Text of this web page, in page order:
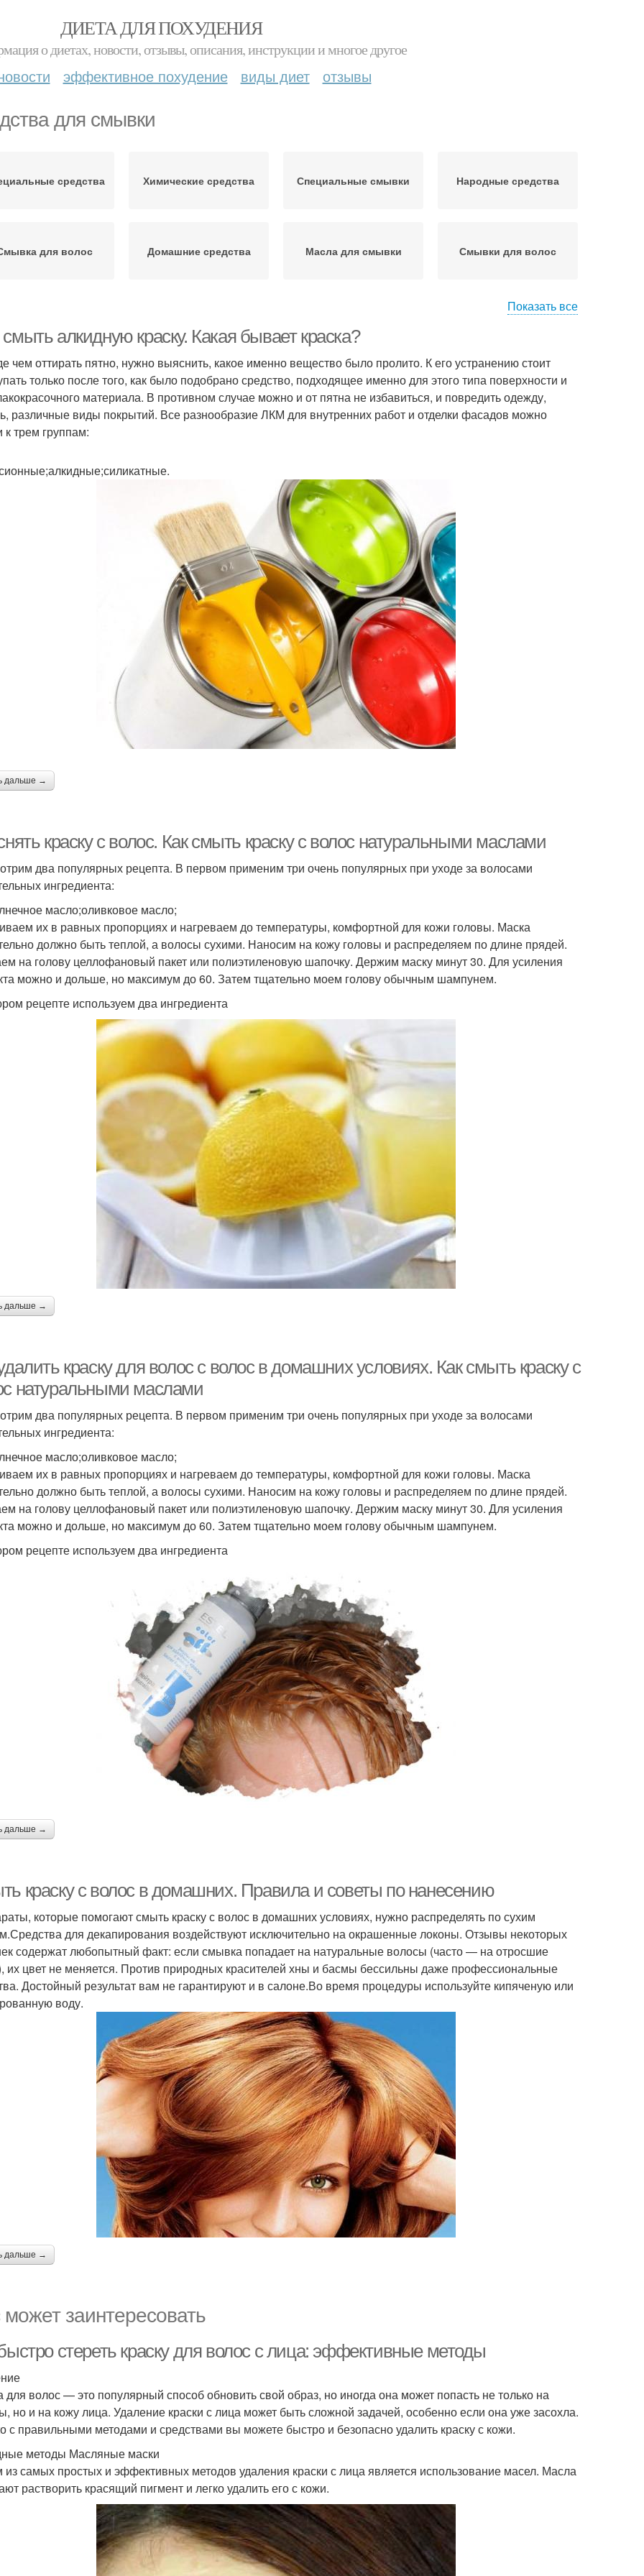
ДИЕТА ДЛЯ ПОХУДЕНИЯ
о диетах, новости, отзывы, описания, инструкции и многое другое
эффективное похудение виды диет отзывы
для смывки
средства Химические средства Специальные смывки Народные средства
для волос Домашние средства Масла для смывки Смывки для волос
смывки
Показать все
алкидную краску. Какая бывает краска?
чем оттирать пятно, нужно выяснить, какое именно вещество было пролито. К его устранению стоит
только после того, как было подобрано средство, подходящее именно для этого типа поверхности и
материала. В противном случае можно и от пятна не избавиться, и повредить одежду,
различные виды покрытий. Все разнообразие ЛКМ для внутренних работ и отделки фасадов можно
к трем группам:
дальше →
краску с волос. Как смыть краску с волос натуральными маслами
два популярных рецепта. В первом применим три очень популярных при уходе за волосами
ингредиента:
масло;оливковое масло;
их в равных пропорциях и нагреваем до температуры, комфортной для кожи головы. Маска
должно быть теплой, а волосы сухими. Наносим на кожу головы и распределяем по длине прядей.
на голову целлофановый пакет или полиэтиленовую шапочку. Держим маску минут 30. Для усиления
можно и дольше, но максимум до 60. Затем тщательно моем голову обычным шампунем.
рецепте используем два ингредиента
дальше →
краску для волос с волос в домашних условиях. Как смыть краску с
натуральными маслами
два популярных рецепта. В первом применим три очень популярных при уходе за волосами
ингредиента:
масло;оливковое масло;
их в равных пропорциях и нагреваем до температуры, комфортной для кожи головы. Маска
должно быть теплой, а волосы сухими. Наносим на кожу головы и распределяем по длине прядей.
на голову целлофановый пакет или полиэтиленовую шапочку. Держим маску минут 30. Для усиления
можно и дольше, но максимум до 60. Затем тщательно моем голову обычным шампунем.
рецепте используем два ингредиента
дальше →
краску с волос в домашних. Правила и советы по нанесению
которые помогают смыть краску с волос в домашних условиях, нужно распределять по сухим
для декапирования воздействуют исключительно на окрашенные локоны. Отзывы некоторых
содержат любопытный факт: если смывка попадает на натуральные волосы (часто — на отросшие
их цвет не меняется. Против природных красителей хны и басмы бессильны даже профессиональные
Достойный результат вам не гарантируют и в салоне.Во время процедуры используйте кипяченую или
воду.
дальше →
заинтересовать
стереть краску для волос с лица: эффективные методы
для волос — это популярный способ обновить свой образ, но иногда она может попасть не только на
но и на кожу лица. Удаление краски с лица может быть сложной задачей, особенно если она уже засохла.
с правильными методами и средствами вы можете быстро и безопасно удалить краску с кожи.
методы Масляные маски
самых простых и эффективных методов удаления краски с лица является использование масел. Масла
растворить красящий пигмент и легко удалить его с кожи.